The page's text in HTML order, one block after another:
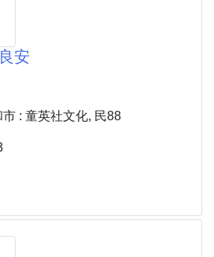
安
: 童英社文化, 民88